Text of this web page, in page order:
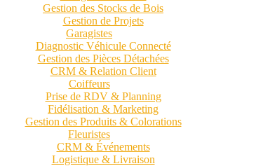
Gestion des Stocks de Bois
Gestion de Projets
Garagistes
Diagnostic Véhicule Connecté
Gestion des Pièces Détachées
CRM & Relation Client
Coiffeurs
Prise de RDV & Planning
Fidélisation & Marketing
Gestion des Produits & Colorations
Fleuristes
CRM & Événements
Logistique & Livraison